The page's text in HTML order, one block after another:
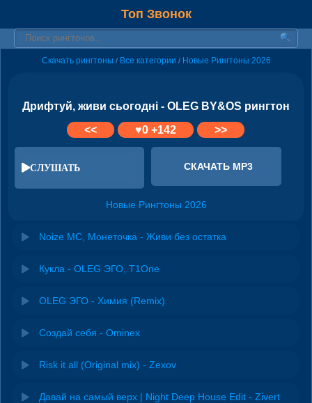
Топ Звонок
Скачать рингтоны / Все категории / Новые Рингтоны 2026
Дрифтуй, живи сьогодні - OLEG BY&OS рингтон
<<
♥0+142 >>
СЛУШАТЬ СКАЧАТЬ MP3
Новые Рингтоны 2026
Noize MC, Монеточка - Живи без остатка
Кукла - OLEG ЭГО, T1One
OLEG ЭГО - Химия (Remix)
Создай себя - Ominex
Risk it all (Original mix) - Zexov
Давай на самый верх | Night Deep House Edit - Zivert